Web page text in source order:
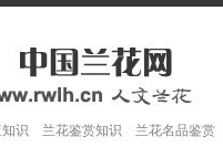
知识 兰花鉴赏知识 兰花名品鉴赏